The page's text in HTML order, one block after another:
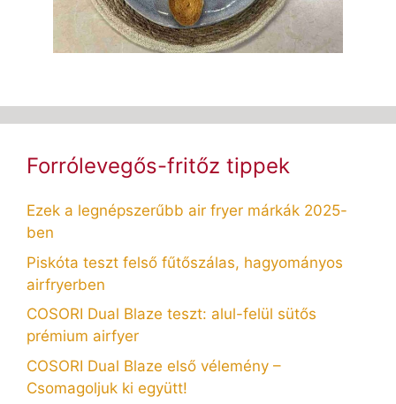
Forrólevegős-fritőz tippek
Ezek a legnépszerűbb air fryer márkák 2025-
ben
Piskóta teszt felső fűtőszálas, hagyományos
airfryerben
COSORI Dual Blaze teszt: alul-felül sütős
prémium airfyer
COSORI Dual Blaze első vélemény –
Csomagoljuk ki együtt!